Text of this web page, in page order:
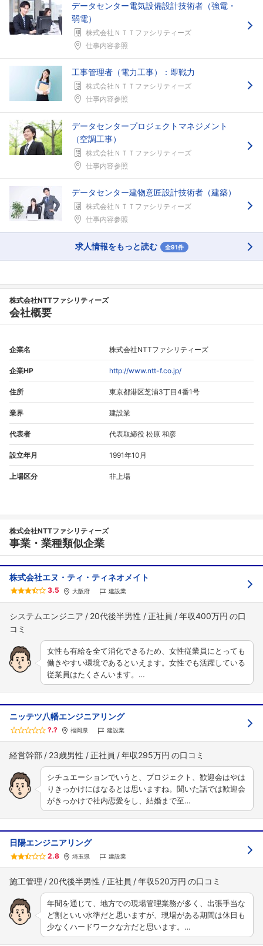
データセンター電気設備設計技術者（強電・
弱電）
株式会社ＮＴＴファシリティーズ
仕事内容参照
工事管理者（電力工事）：即戦力
株式会社ＮＴＴファシリティーズ
仕事内容参照
データセンタープロジェクトマネジメント
（空調工事）
株式会社ＮＴＴファシリティーズ
仕事内容参照
データセンター建物意匠設計技術者（建築）
株式会社ＮＴＴファシリティーズ
仕事内容参照
求人情報をもっと読む 全91件
株式会社NTTファシリティーズ
会社概要
企業名 株式会社NTTファシリティーズ
企業HP http://www.ntt-f.co.jp/
住所 東京都港区芝浦3丁目4番1号
業界 建設業
代表者 代表取締役 松原 和彦
設立年月 1991年10月
上場区分 非上場
株式会社NTTファシリティーズ
事業・業種類似企業
株式会社エヌ・ティ・ティネオメイト
3.5 大阪府 建設業
システムエンジニア 20代後半男性 正社員 年収400万円
女性も有給を全て消化できるため、女性従業員にとっても
働きやすい環境であるといえます。女性でも活躍している
従業員はたくさんいます。…
ニッテツ八幡エンジニアリング
?.? 福岡県 建設業
経営幹部 23歳男性 正社員 年収295万円
シチュエーションでいうと、プロジェクト、歓迎会はやは
りきっかけにはなるとは思いますね。聞いた話では歓迎会
がきっかけで社内恋愛をし、結婚まで至…
日陽エンジニアリング
2.8 埼玉県 建設業
施工管理 20代後半男性 正社員 年収520万円
年間を通じて、地方での現場管理業務が多く、出張手当な
ど割といい水準だと思いますが、現場がある期間は休日も
少なくハードワークな方だと思います。…